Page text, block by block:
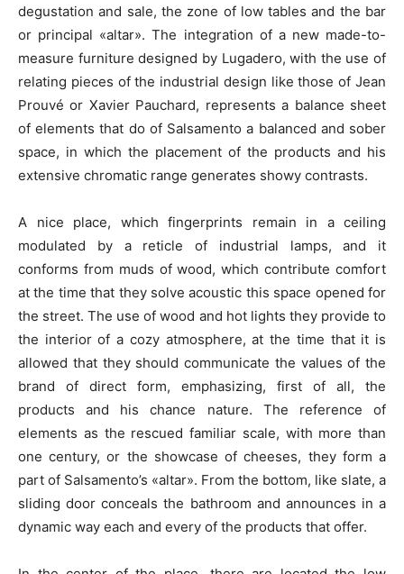
degustation and sale, the zone of low tables and the bar
or principal «altar». The integration of a new made-to-
measure furniture designed by Lugadero, with the use of
relating pieces of the industrial design like those of Jean
Prouvé or Xavier Pauchard, represents a balance sheet
of elements that do of Salsamento a balanced and sober
space, in which the placement of the products and his
extensive chromatic range generates showy contrasts.
A nice place, which fingerprints remain in a ceiling
modulated by a reticle of industrial lamps, and it
conforms from muds of wood, which contribute comfort
at the time that they solve acoustic this space opened for
the street. The use of wood and hot lights they provide to
the interior of a cozy atmosphere, at the time that it is
allowed that they should communicate the values of the
brand of direct form, emphasizing, first of all, the
products and his chance nature. The reference of
elements as the rescued familiar scale, with more than
one century, or the showcase of cheeses, they form a
part of Salsamento’s «altar». From the bottom, like slate, a
sliding door conceals the bathroom and announces in a
dynamic way each and every of the products that offer.